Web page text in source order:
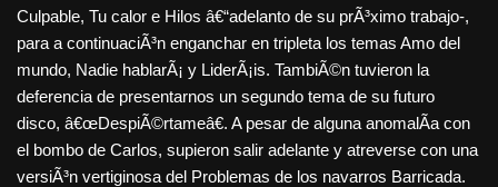
Culpable, Tu calor e Hilos â€“adelanto de su prÃ³ximo trabajo-,
para a continuaciÃ³n enganchar en tripleta los temas Amo del
mundo, Nadie hablarÃ¡ y LiderÃ¡is. TambiÃ©n tuvieron la
deferencia de presentarnos un segundo tema de su futuro
disco, â€œDespiÃ©rtameâ€. A pesar de alguna anomalÃ­a con
el bombo de Carlos, supieron salir adelante y atreverse con una
versiÃ³n vertiginosa del Problemas de los navarros Barricada.